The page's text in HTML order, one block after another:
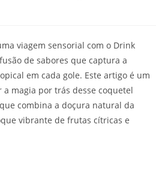
viagem sensorial com o Drink
de sabores que captura a
em cada gole. Este artigo é um
magia por trás desse coquetel
combina a doçura natural da
vibrante de frutas cítricas e